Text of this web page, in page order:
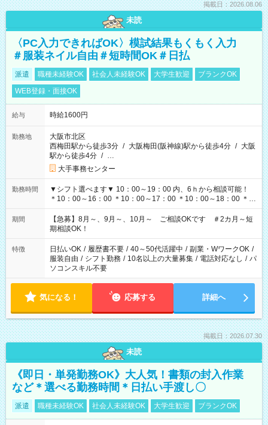
掲載日：2026.08.06
未読
〈PC入力できればOK〉模試結果もくもく入力
＃服装ネイル自由＃短時間OK＃日払
派遣 職種未経験OK 社会人未経験OK 大学生歓迎
ブランクOK
WEB登録・面接OK
給与 時給1600円
勤務地
大阪市北区
西梅田駅から徒歩3分 / 大阪梅田(阪神線)駅から徒歩4分 / 大阪
駅から徒歩4分 / …
大手事務センター
勤務時間
▼シフト選べます▼ 10：00～19：00 内、6ｈから相談可能！
＊10：00～16：00 ＊10：00～17：00 ＊10：00～18：00 ＊
11：00～19：00 ＊12：00～19：00 ＊13：00～19：00
期間
【急募】8月～、9月～、10月～ ご相談OKです ＃2カ月～短
期相談OK！
特徴 日払いOK / 履歴書不要 / 40～50代活躍中 / 副業・WワークOK /
服装自由 / シフト勤務 / 10名以上の大量募集 / 電話対応なし / パ
ソコンスキル不要
気になる！ 応募する 詳細へ
掲載日：2026.07.30
未読
《即日・単発勤務OK》大人気！書類の封入作業
など＊選べる勤務時間＊日払い手渡し〇
派遣 職種未経験OK 社会人未経験OK 大学生歓迎 ブランクOK